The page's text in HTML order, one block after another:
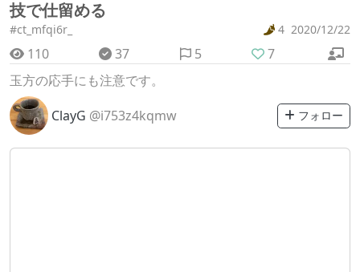
技で仕留める
#ct_mfqi6r_ 4 2020/12/22
110 37 5
7
玉方の応手にも注意です。
ClayG @i753z4kqmw フォロー